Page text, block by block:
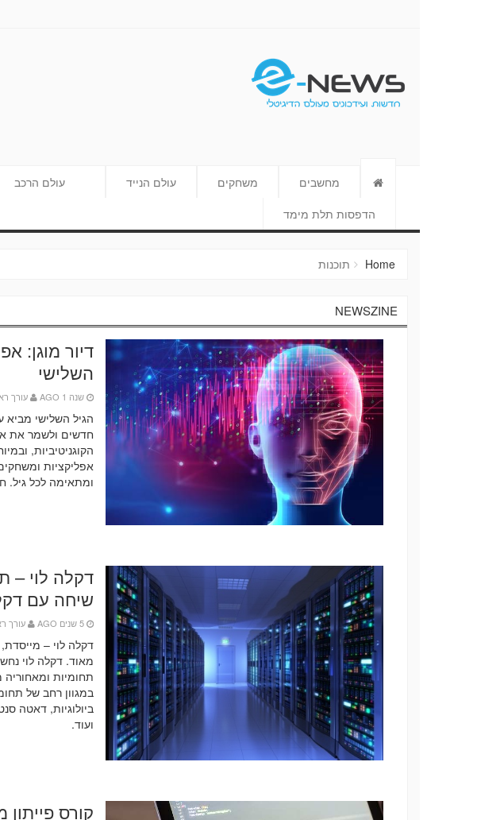
מחשבים משחקים עולם הנייד עולם הרכב
הדפסות תלת מימד
Home תוכנות
NEWSZINE
דיור מוגן:
השלישי
שנה 1 AGO עורך
הגיל השלישי
חדשים ולשמר את
הקוגניטיביות,
אפליקציות
ומתאימה לכל גיל.
דקלה לוי –
שיחה עם
עורך
מאוד. דקלה לוי
תחומיות ומאחוריה
במגוון רחב של
ביולוגיות, דאטה
ועוד.
קורס